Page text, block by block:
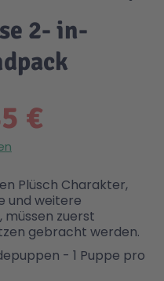
2- in-
€
Plüsch Charakter,
und weitere
zuerst
gebracht werden.
- 1 Puppe pro